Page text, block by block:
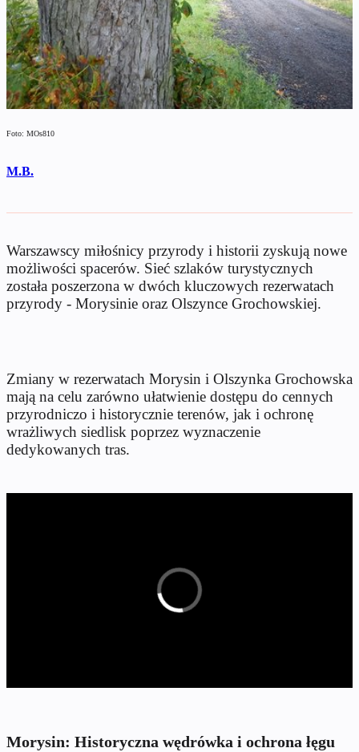
Foto: MOs810
M.B.
Warszawscy miłośnicy przyrody i historii zyskują nowe
możliwości spacerów. Sieć szlaków turystycznych
została poszerzona w dwóch kluczowych rezerwatach
przyrody - Morysinie oraz Olszynce Grochowskiej.
Zmiany w rezerwatach Morysin i Olszynka Grochowska
mają na celu zarówno ułatwienie dostępu do cennych
przyrodniczo i historycznie terenów, jak i ochronę
wrażliwych siedlisk poprzez wyznaczenie
dedykowanych tras.
Morysin: Historyczna wędrówka i ochrona łęgu